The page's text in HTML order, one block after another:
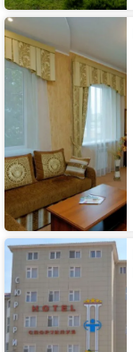
Гостиница
Золотой
Джин
Гостиница
Сюрприз
на
Космонавтов